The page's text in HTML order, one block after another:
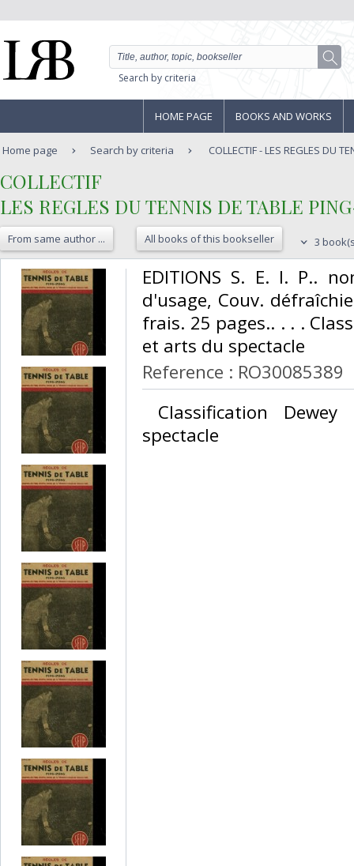
Search by criteria
HOME PAGE BOOKS AND WORKS
Home page Search by criteria COLLECTIF - LES REGLES DU
‎COLLECTIF‎
‎LES REGLES DU TENNIS DE TABLE
From same author ... All books of this bookseller 3
‎EDITIONS S. E. I. P..
d'usage, Couv.
frais. 25 pages.. . . .
et arts du spectacle‎
Reference : RO30085389
Classification
spectacle‎